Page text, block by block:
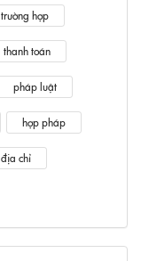
trường hợp
thanh toán
pháp luật
hợp pháp
địa chỉ